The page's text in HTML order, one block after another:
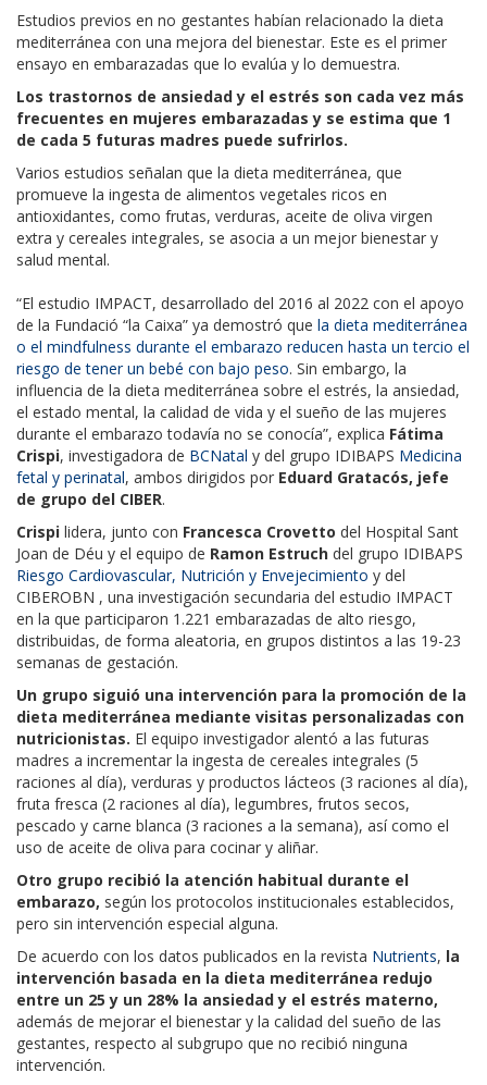
Estudios previos en no gestantes habían relacionado la dieta
mediterránea con una mejora del bienestar. Este es el primer
ensayo en embarazadas que lo evalúa y lo demuestra.
Los trastornos de ansiedad y el estrés son cada vez más
frecuentes en mujeres embarazadas y se estima que 1
de cada 5 futuras madres puede sufrirlos.
Varios estudios señalan que la dieta mediterránea, que
promueve la ingesta de alimentos vegetales ricos en
antioxidantes, como frutas, verduras, aceite de oliva virgen
extra y cereales integrales, se asocia a un mejor bienestar y
salud mental.
“El estudio IMPACT, desarrollado del 2016 al 2022 con el apoyo
de la Fundació “la Caixa” ya demostró que la dieta mediterránea
o el mindfulness durante el embarazo reducen hasta un tercio el
riesgo de tener un bebé con bajo peso. Sin embargo, la
influencia de la dieta mediterránea sobre el estrés, la ansiedad,
el estado mental, la calidad de vida y el sueño de las mujeres
durante el embarazo todavía no se conocía”, explica Fátima
Crispi, investigadora de BCNatal y del grupo IDIBAPS Medicina
fetal y perinatal, ambos dirigidos por Eduard Gratacós, jefe
de grupo del CIBER.
Crispi lidera, junto con Francesca Crovetto del Hospital Sant
Joan de Déu y el equipo de Ramon Estruch del grupo IDIBAPS
Riesgo Cardiovascular, Nutrición y Envejecimiento y del
CIBEROBN , una investigación secundaria del estudio IMPACT
en la que participaron 1.221 embarazadas de alto riesgo,
distribuidas, de forma aleatoria, en grupos distintos a las 19-23
semanas de gestación.
Un grupo siguió una intervención para la promoción de la
dieta mediterránea mediante visitas personalizadas con
nutricionistas. El equipo investigador alentó a las futuras
madres a incrementar la ingesta de cereales integrales (5
raciones al día), verduras y productos lácteos (3 raciones al día),
fruta fresca (2 raciones al día), legumbres, frutos secos,
pescado y carne blanca (3 raciones a la semana), así como el
uso de aceite de oliva para cocinar y aliñar.
Otro grupo recibió la atención habitual durante el
embarazo, según los protocolos institucionales establecidos,
pero sin intervención especial alguna.
De acuerdo con los datos publicados en la revista Nutrients, la
intervención basada en la dieta mediterránea redujo
entre un 25 y un 28% la ansiedad y el estrés materno,
además de mejorar el bienestar y la calidad del sueño de las
gestantes, respecto al subgrupo que no recibió ninguna
intervención.